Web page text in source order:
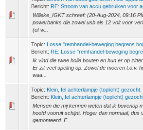
Bericht: RE: Stroom van accu gebruiken voor
Willeke_IGKT schreef: (20-Aug-2024, 09:16
powerbanks die zowel usb als 12 volt voor
(of w...
Topic: Losse "remhandel-beweging begrens
Bericht: RE: Losse "remhandel-beweging
Ik vind die twee holle bouten en hun er op
Er zit veel speling op. Zowel de moeren t.o.v.
waa...
Topic: Klein, fel achterlampje (toplicht) gezocht.
Bericht: Klein, fel achterlampje (toplicht)
Mensen die mij kennen weten dat ik bovenop
hoofd vooruit schijnt. Hoger dan normaal, dus
gemonteerd. E...